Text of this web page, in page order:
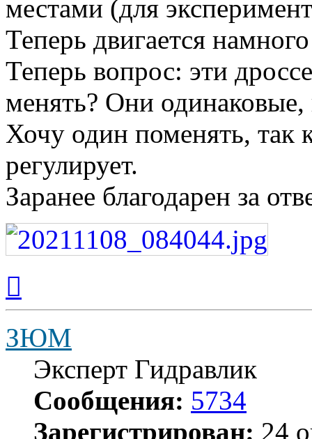
местами (для
Теперь двигается
Теперь вопрос: эти
менять? Они одинаковые,
Хочу один поменять, так
регулирует.
Заранее благодарен за
началу
ЗЮМ
Эксперт Гидравлик
Сообщения: 5734
Зарегистрирован: 24